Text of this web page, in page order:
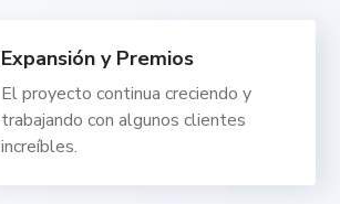
Expansión y Premios
El proyecto continua creciendo y
trabajando con algunos clientes
increíbles.